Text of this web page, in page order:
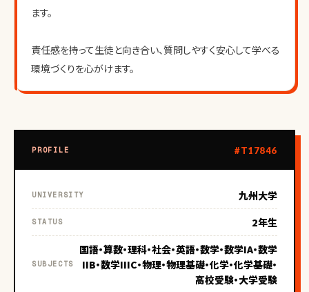
ます。
責任感を持って生徒と向き合い、質問しやすく安心して学べる
環境づくりを心がけます。
PROFILE #T17846
UNIVERSITY 九州大学
STATUS 2年生
SUBJECTS
国語・算数・理科・社会・英語・数学・数学IA・数学
IIB・数学IIIC・物理・物理基礎・化学・化学基礎・
高校受験・大学受験